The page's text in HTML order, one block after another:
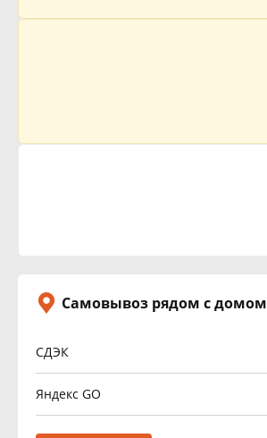
Самовывоз рядом с домом
СДЭК
Яндекс GO